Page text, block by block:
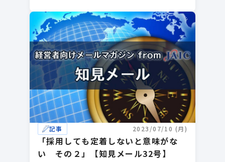
記事 2023/07/10 (月)
「採用しても定着しないと意味がな
い その２」【知見メール32号】